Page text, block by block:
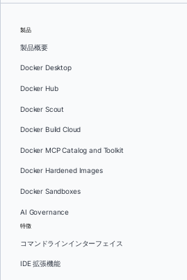
製品
製品概要
Docker Desktop
Docker Hub
Docker Scout
Docker Build Cloud
Docker MCP Catalog and Toolkit
Docker Hardened Images
Docker Sandboxes
AI Governance
特徴
コマンドラインインターフェイス
IDE 拡張機能